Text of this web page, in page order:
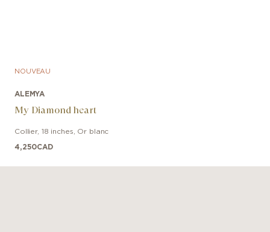
NOUVEAU
ALEMYA
My Diamond heart
Collier, 18 inches Or blanc
4,250CAD